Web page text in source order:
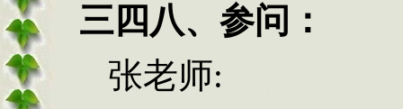
三 四八、 参问 ：
张老师: